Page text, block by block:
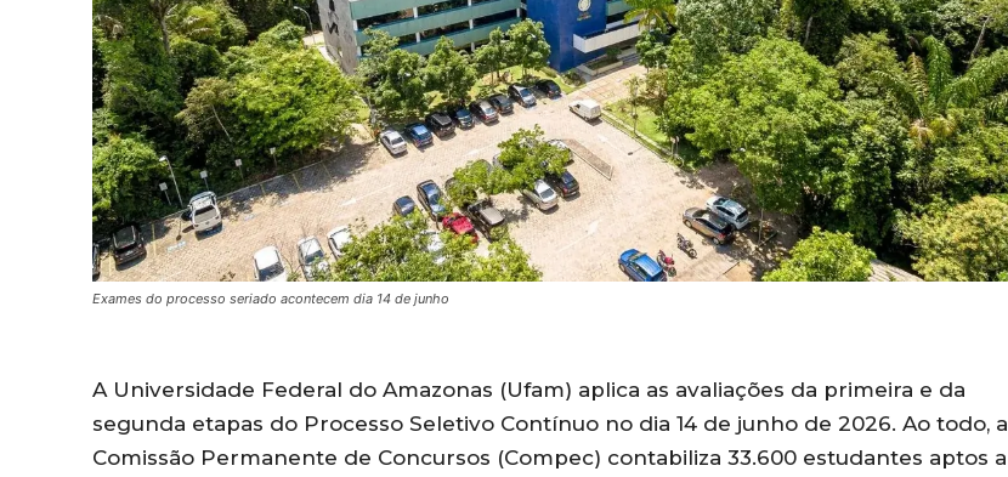
Exames do processo seriado acontecem dia 14 de junho
A Universidade Federal do Amazonas (Ufam) aplica as avaliações da primeira e da
segunda etapas do Processo Seletivo Contínuo no dia 14 de junho de 2026. Ao todo, a
Comissão Permanente de Concursos (Compec) contabiliza 33.600 estudantes aptos a